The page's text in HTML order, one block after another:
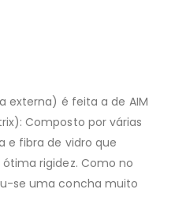
externa) é feita a de AIM
Composto por várias
e fibra de vidro que
rigidez. Como no
se uma concha muito